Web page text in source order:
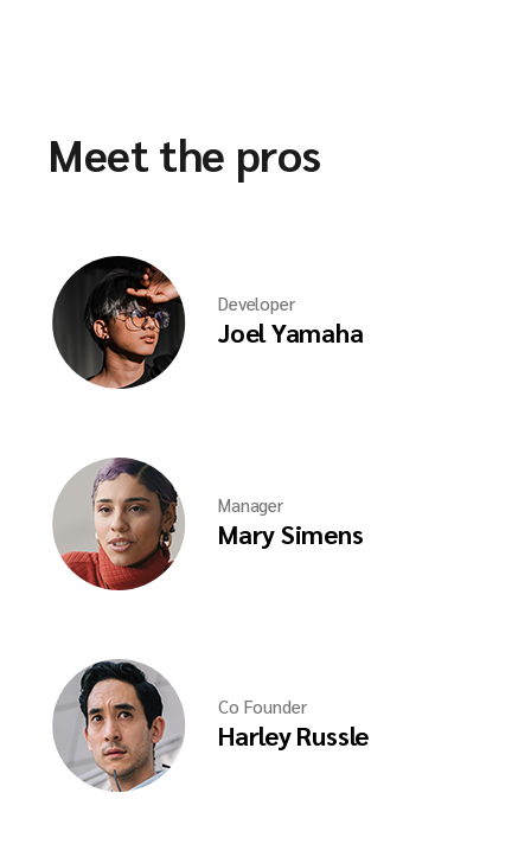
Meet the pros
Developer
Joel Yamaha
Manager
Mary Simens
Co Founder
Harley Russle